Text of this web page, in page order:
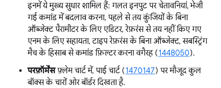
इनमें ये मुख्य सुधार शामिल हैं: गलत इनपुट पर चेतावनियां, भेजी
गई कमांड में बदलाव करना, पहले से तय कुंजियों के बिना
ऑब्जेक्ट पैरामीटर के लिए एडिटर, रेफ़रंस से तय नहीं किए गए
एनम के लिए सहायता, टाइप रेफ़रंस के बिना ऑब्जेक्ट, सबस्ट्रिंग
मैच के हिसाब से कमांड फ़िल्टर करना वगैरह (1448050).
परफ़ॉर्मेंसफ़्लेम चार्ट में, पाई चार्ट (1470147) पर मौजूद कुल
बॉक्स के चारों ओर बॉर्डर दिखता है.